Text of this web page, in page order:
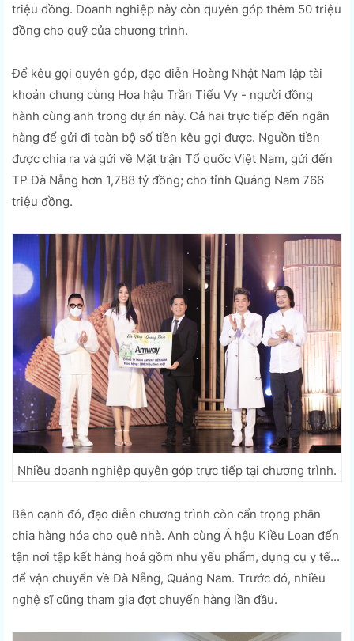
triệu đồng. Doanh nghiệp này còn quyên góp thêm 50 triệu
đồng cho quỹ của chương trình.
Để kêu gọi quyên góp, đạo diễn Hoàng Nhật Nam lập tài
khoản chung cùng Hoa hậu Trần Tiểu Vy - người đồng
hành cùng anh trong dự án này. Cả hai trực tiếp đến ngân
hàng để gửi đi toàn bộ số tiền kêu gọi được. Nguồn tiền
được chia ra và gửi về Mặt trận Tổ quốc Việt Nam, gửi đến
TP Đà Nẵng hơn 1,788 tỷ đồng; cho tỉnh Quảng Nam 766
triệu đồng.
Nhiều doanh nghiệp quyên góp trực tiếp tại chương trình.
Bên cạnh đó, đạo diễn chương trình còn cẩn trọng phân
chia hàng hóa cho quê nhà. Anh cùng Á hậu Kiều Loan đến
tận nơi tập kết hàng hoá gồm nhu yếu phẩm, dụng cụ y tế...
để vận chuyển về Đà Nẵng, Quảng Nam. Trước đó, nhiều
nghệ sĩ cũng tham gia đợt chuyển hàng lần đầu.